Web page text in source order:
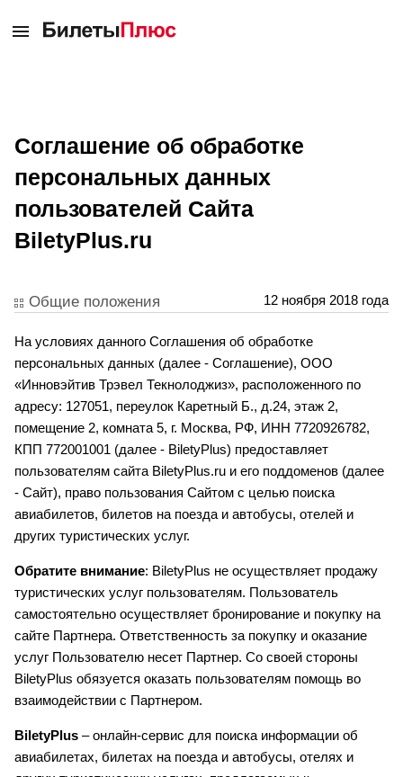
Соглашение об обработке
персональных данных
пользователей Сайта
BiletyPlus.ru
12 ноября 2018 года
Общие положения
На условиях данного Соглашения об обработке
персональных данных (далее - Соглашение), ООО
«Инновэйтив Трэвел Текнолоджиз», расположенного по
адресу: 127051, переулок Каретный Б., д.24, этаж 2,
помещение 2, комната 5, г. Москва, РФ, ИНН 7720926782,
КПП 772001001 (далее - BiletyPlus) предоставляет
пользователям сайта BiletyPlus.ru и его поддоменов (далее
- Сайт), право пользования Сайтом с целью поиска
авиабилетов, билетов на поезда и автобусы, отелей и
других туристических услуг.
Обратите внимание: BiletyPlus не осуществляет продажу
туристических услуг пользователям. Пользователь
самостоятельно осуществляет бронирование и покупку на
сайте Партнера. Ответственность за покупку и оказание
услуг Пользователю несет Партнер. Со своей стороны
BiletyPlus обязуется оказать пользователям помощь во
взаимодействии с Партнером.
BiletyPlus – онлайн-сервис для поиска информации об
авиабилетах, билетах на поезда и автобусы, отелях и